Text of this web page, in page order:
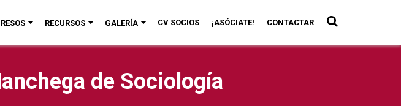
RECURSOS GALERÍA CV SOCIOS ¡ASÓCIATE! CONTACTAR
de Sociología